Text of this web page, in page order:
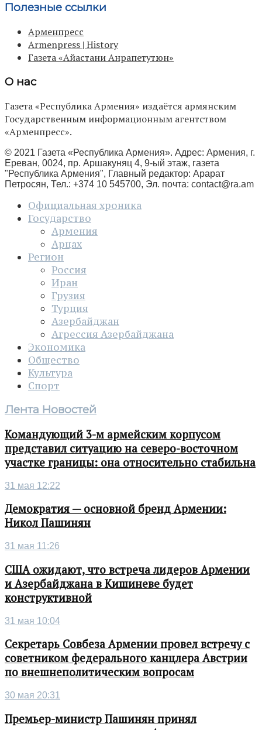
Полезные ссылки
Арменпресс
Armenpress | History
Газета «Айастани Анрапетутюн»
О нас
Газета «Республика Армения» издаётся армянским
Государственным информационным агентством
«Арменпресс».
© 2021 Газета «Республика Армения». Адрес: Армения, г.
Ереван, 0024, пр. Аршакуняц 4, 9-ый этаж, газета
"Республика Армения", Главный редактор: Арарат
Петросян, Тел.: +374 10 545700, Эл. почта: contact@ra.am
Официальная хроника
Государство
Армения
Арцах
Регион
Россия
Иран
Грузия
Турция
Азербайджан
Агрессия Азербайджана
Экономика
Общество
Культура
Спорт
Лента Новостей
Командующий 3-м армейским корпусом
представил ситуацию на северо-восточном
участке границы: она относительно стабильна
31 мая 12:22
Демократия — основной бренд Армении:
Никол Пашинян
31 мая 11:26
США ожидают, что встреча лидеров Армении
и Азербайджана в Кишиневе будет
конструктивной
31 мая 10:04
Секретарь Совбеза Армении провел встречу с
советником федерального канцлера Австрии
по внешнеполитическим вопросам
30 мая 20:31
Премьер-министр Пашинян принял